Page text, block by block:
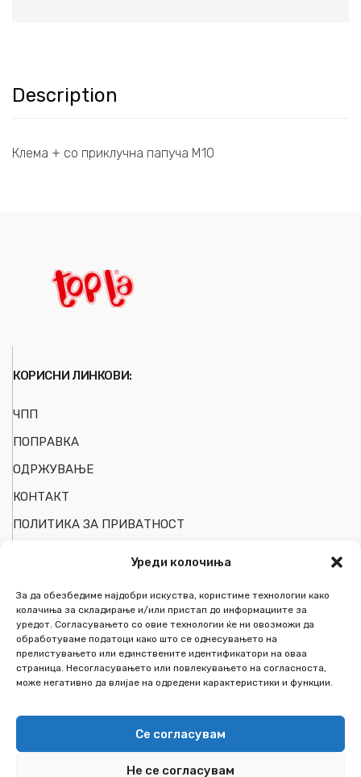
Уреди колочиња
За да обезбедиме најдобри искуства, користиме технологии како
колачиња за складирање и/или пристап до информациите за
уредот. Согласувањето со овие технологии ќе ни овозможи да
обработуваме податоци како што се однесувањето на
прелистувањето или единствените идентификатори на оваа
страница. Несогласувањето или повлекувањето на согласноста,
може негативно да влијае на одредени карактеристики и функции.
Се согласувам
Не се согласувам
Description
Клема + со приклучна папуча М10
КОРИСНИ ЛИНКОВИ:
ЧПП
ПОПРАВКА
ОДРЖУВАЊЕ
КОНТАКТ
ПОЛИТИКА ЗА ПРИВАТНОСТ
ПОДРШКА НА КОРИСНИЦИ
Мојот Профил
Следи ја пратката
Список на желби
За Нас